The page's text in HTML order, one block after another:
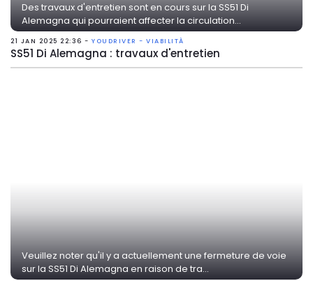
Des travaux d'entretien sont en cours sur la SS51 Di
Alemagna qui pourraient affecter la circulation...
21 JAN 2025 22:36 - YOUDRIVER - VIABILITÀ
SS51 Di Alemagna : travaux d'entretien
Veuillez noter qu'il y a actuellement une fermeture de voie
sur la SS51 Di Alemagna en raison de tra...